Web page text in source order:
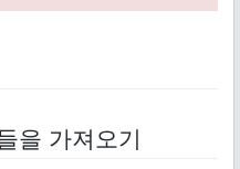
을 가져오기